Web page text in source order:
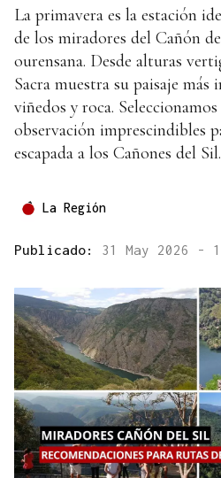
La primavera es la estación
de los miradores del Cañón
ourensana. Desde alturas
Sacra muestra su paisaje
viñedos y roca.
observación imprescindibles
escapada a los Cañones del Sil.
La Región
Publicado: 31 May 2026 -